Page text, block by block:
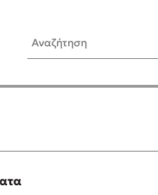
Αναζήτηση